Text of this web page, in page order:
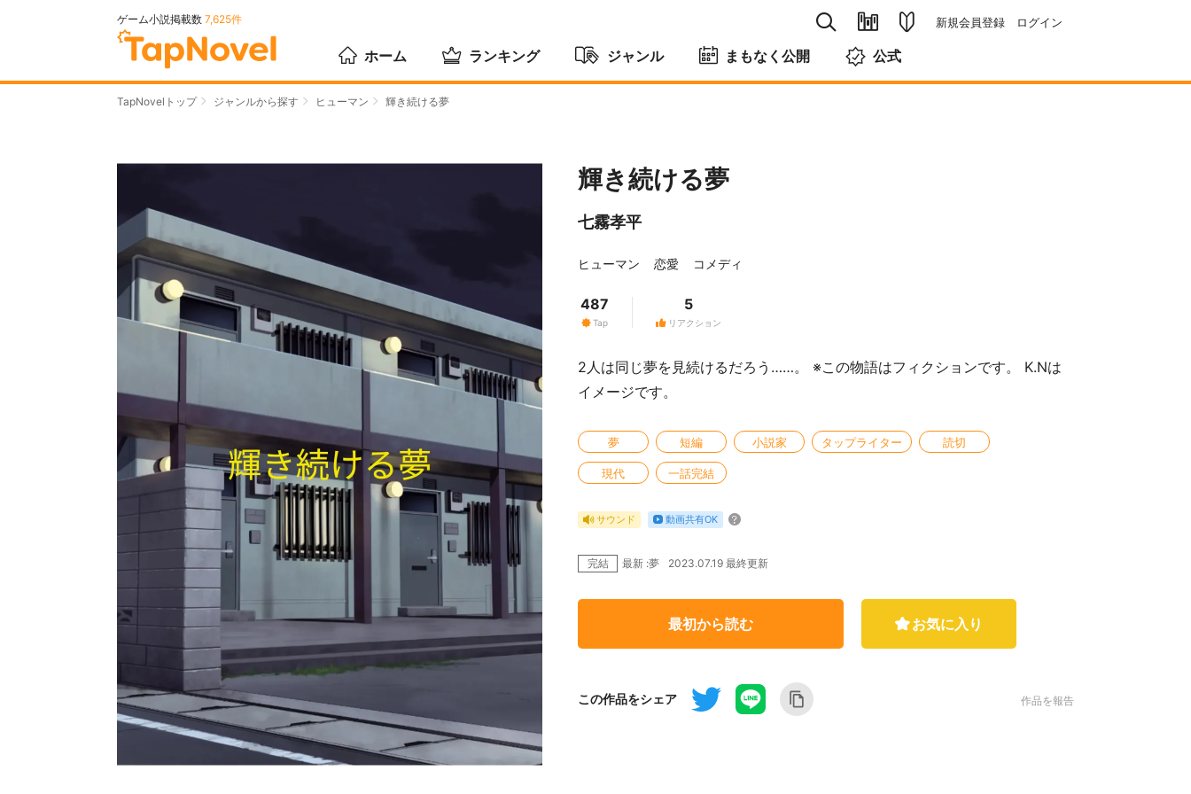
ゲーム小説掲載数 7,625件 新規会員登録 ログイン
ホーム ランキング ジャンル まもなく公開 公式
TapNovelトップ ジャンルから探す ヒューマン 輝き続ける夢
輝き続ける夢
七霧孝平
ヒューマン 恋愛 コメディ
Tap
487
リアクション
5
2人は同じ夢を見続けるだろう……。 ※この物語はフィクションです。 K.Nは
イメージです。
夢 短編 小説家 タップライター 読切
現代 一話完結
サウンド 動画共有OK
完結 最新 :夢 2023.07.19 最終更新
最初から読む お気に入り
この作品をシェア 作品を報告